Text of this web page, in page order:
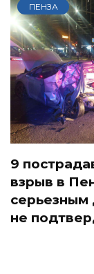
ПЕНЗА
9
взрыв в
серьезным
не